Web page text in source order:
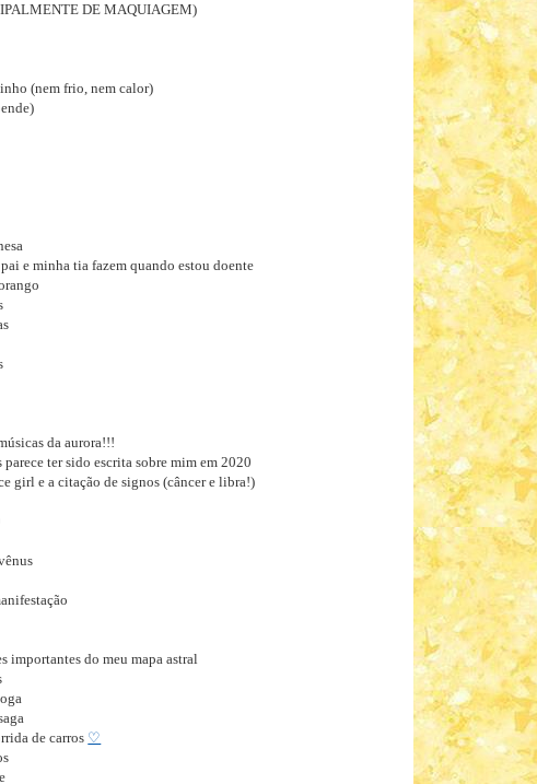
DE MAQUIAGEM)
(nem frio, nem calor)
e minha tia fazem quando estou doente
da aurora!!!
parece ter sido escrita sobre mim em 2020
girl e a citação de signos (câncer e libra!)
importantes do meu mapa astral
de carros ♡